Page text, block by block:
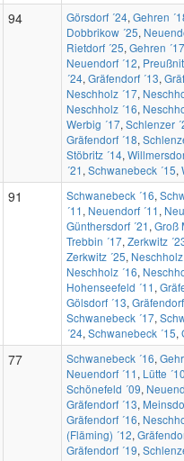
94 Görsdorf ´24, Gehren
Dobbrikow ´25,
Rietdorf ´25, Gehren ´17
Neuendorf ´12,
´24, Gräfendorf ´13,
Neschholz ´17,
Neschholz ´16,
Werbig ´17, Schlenzer
Gräfendorf ´18,
Stöbritz ´14,
´21 , Schwanebeck ´15,
91 Schwanebeck ´16,
´11 , Neuendorf ´11 ,
Günthersdorf ´21 , Groß
Trebbin ´17, Zerkwitz
Zerkwitz ´25,
Neschholz ´16,
Hohenseefeld ´11 ,
Gölsdorf ´13,
Schwanebeck ´17,
´24, Schwanebeck ´15,
77 Schwanebeck ´16,
Neuendorf ´11 , Lütte
Schönefeld ´09,
Gräfendorf ´13,
Gräfendorf ´16,
(Fläming) ´12,
Gräfendorf ´19,